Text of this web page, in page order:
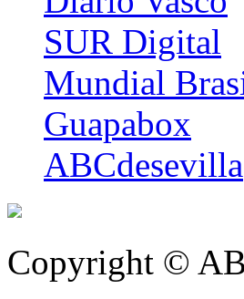
SUR Digital
Mundial
Guapabox
ABCdesevilla
Copyright ©